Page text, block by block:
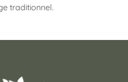
traditionnel.